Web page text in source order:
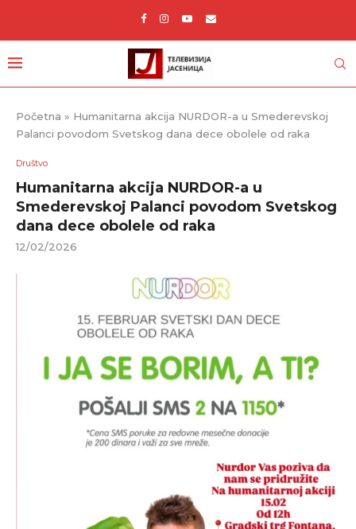
Početna » Humanitarna akcija NURDOR-a u Smederevskoj
Palanci povodom Svetskog dana dece obolele od raka
Društvo
Humanitarna akcija NURDOR-a u
Smederevskoj Palanci povodom Svetskog
dana dece obolele od raka
12/02/2026